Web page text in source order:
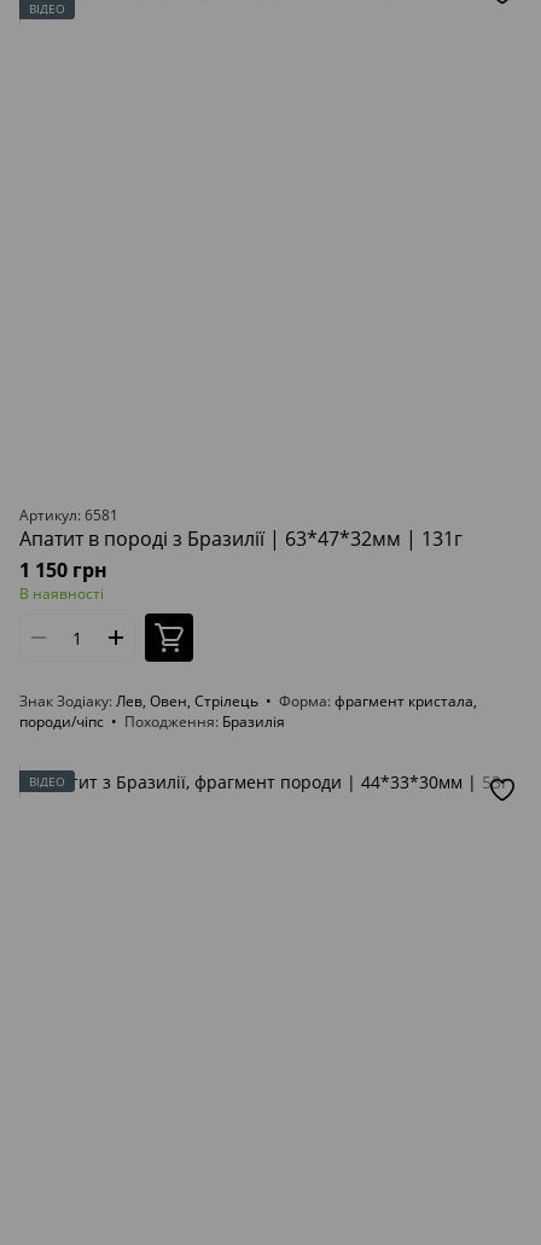
ВІДЕО
Артикул: 6581
Апатит в породі з Бразилії | 63*47*32мм | 131г
1 150 грн
В наявності
Знак Зодіаку Лев, Овен, Стрілець Форма фрагмент кристала,
породи/чіпс
Походження Бразилія
ВІДЕО